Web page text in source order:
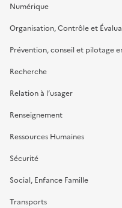
Numérique
Organisation, Contrôle et
Prévention, conseil et pilotage
Recherche
Relation à l’usager
Renseignement
Ressources Humaines
Sécurité
Social, Enfance Famille
Transports